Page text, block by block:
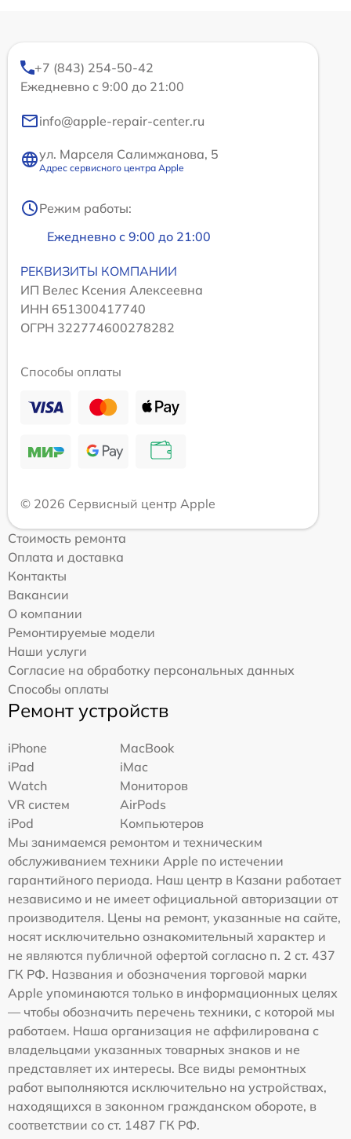
+7 (843) 254-50-42
Ежедневно с 9:00 до 21:00
info@apple-repair-center.ru
ул. Марселя Салимжанова, 5
Адрес сервисного центра Apple
Режим работы:
Ежедневно с 9:00 до 21:00
РЕКВИЗИТЫ КОМПАНИИ
ИП Велес Ксения Алексеевна
ИНН 651300417740
ОГРН 322774600278282
Способы оплаты
© 2026 Сервисный центр Apple
Стоимость ремонта
Оплата и доставка
Контакты
Вакансии
О компании
Ремонтируемые модели
Наши услуги
Согласие на обработку персональных данных
Способы оплаты
Ремонт устройств
iPhone
MacBook
iPad
iMac
Watch
Мониторов
VR систем
AirPods
iPod
Компьютеров
Мы занимаемся ремонтом и техническим
обслуживанием техники Apple по истечении
гарантийного периода. Наш центр в Казани работает
независимо и не имеет официальной авторизации от
производителя. Цены на ремонт, указанные на сайте,
носят исключительно ознакомительный характер и
не являются публичной офертой согласно п. 2 ст. 437
ГК РФ. Названия и обозначения торговой марки
Apple упоминаются только в информационных целях
— чтобы обозначить перечень техники, с которой мы
работаем. Наша организация не аффилирована с
владельцами указанных товарных знаков и не
представляет их интересы. Все виды ремонтных
работ выполняются исключительно на устройствах,
находящихся в законном гражданском обороте, в
соответствии со ст. 1487 ГК РФ.